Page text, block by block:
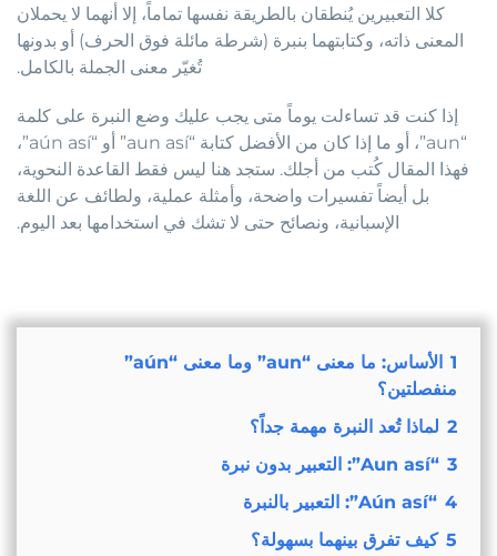
كلا التعبيرين يُنطقان بالطريقة نفسها تماماً، إلا أنهما لا يحملان
المعنى ذاته، وكتابتهما بنبرة (شرطة مائلة فوق الحرف) أو بدونها
تُغيّر معنى الجملة بالكامل.
إذا كنت قد تساءلت يوماً متى يجب عليك وضع النبرة على كلمة
“aun”، أو ما إذا كان من الأفضل كتابة “aun así” أو “aún así”،
فهذا المقال كُتب من أجلك. ستجد هنا ليس فقط القاعدة النحوية،
بل أيضاً تفسيرات واضحة، وأمثلة عملية، ولطائف عن اللغة
الإسبانية، ونصائح حتى لا تشك في استخدامها بعد اليوم.
الأساس: ما معنى “aun” وما معنى “aún”
منفصلتين؟
2
لماذا تُعد النبرة مهمة جداً؟
3
“Aun así”: التعبير بدون نبرة
4
“Aún así”: التعبير بالنبرة
5 كيف تفرق بينهما بسهولة؟